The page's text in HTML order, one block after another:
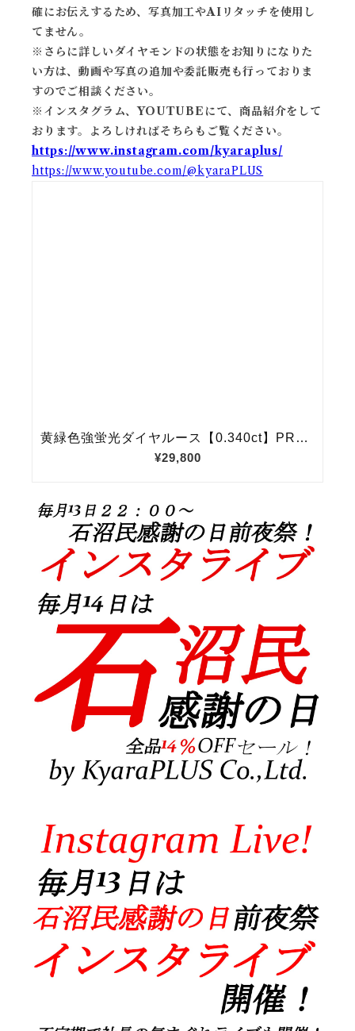
確にお伝えするため、写真加工やAIリタッチを使用し
てません。
※ さらに詳しいダイヤモンドの状態をお知りになりた
い方は、動画や写真の追加や委託販売も行っておりま
すのでご相談ください。
※ インスタグラム、YOUTUBEにて、商品紹介をして
おります。よろしければそちらもご覧ください。
https://www.instagram.com/kyaraplus/
https://www.youtube.com/@kyaraPLUS